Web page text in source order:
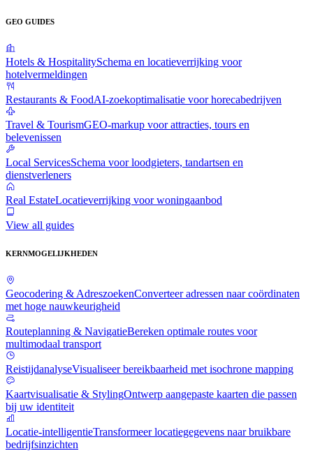
GEO GUIDES
Hotels & HospitalitySchema en locatieverrijking voor
hotelvermeldingen
Restaurants & FoodAI-zoekoptimalisatie voor horecabedrijven
Travel & TourismGEO-markup voor attracties, tours en
belevenissen
Local ServicesSchema voor loodgieters, tandartsen en
dienstverleners
Real EstateLocatieverrijking voor woningaanbod
View all guides
KERNMOGELIJKHEDEN
Geocodering & AdreszoekenConverteer adressen naar coördinaten
met hoge nauwkeurigheid
Routeplanning & NavigatieBereken optimale routes voor
multimodaal transport
ReistijdanalyseVisualiseer bereikbaarheid met isochrone mapping
Kaartvisualisatie & StylingOntwerp aangepaste kaarten die passen
bij uw identiteit
Locatie-intelligentieTransformeer locatiegegevens naar bruikbare
bedrijfsinzichten